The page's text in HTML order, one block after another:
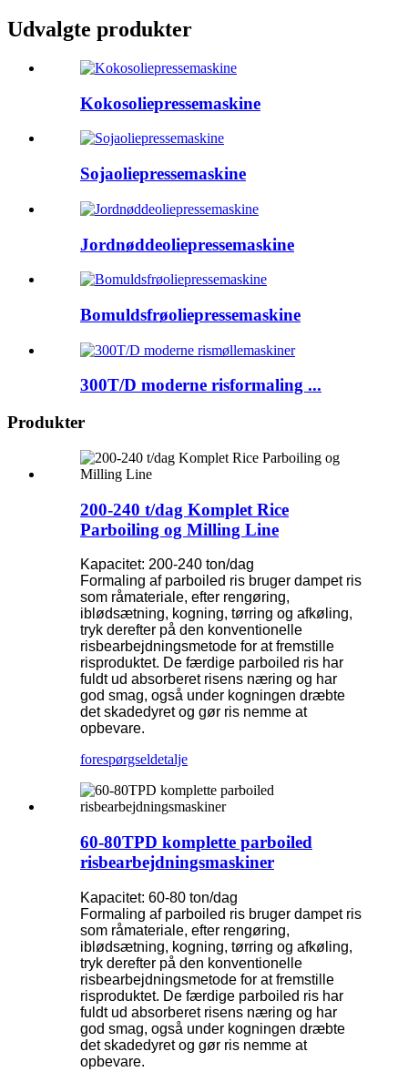
Udvalgte produkter
Kokosoliepressemaskine
Sojaoliepressemaskine
Jordnøddeoliepressemaskine
Bomuldsfrøoliepressemaskine
300T/D moderne risformaling ...
Produkter
200-240 t/dag Komplet Rice
Parboiling og Milling Line
Kapacitet: 200-240 ton/dag
Formaling af parboiled ris bruger dampet ris
som råmateriale, efter rengøring,
iblødsætning, kogning, tørring og afkøling,
tryk derefter på den konventionelle
risbearbejdningsmetode for at fremstille
risproduktet. De færdige parboiled ris har
fuldt ud absorberet risens næring og har
god smag, også under kogningen dræbte
det skadedyret og gør ris nemme at
opbevare.
forespørgseldetalje
60-80TPD komplette parboiled
risbearbejdningsmaskiner
Kapacitet: 60-80 ton/dag
Formaling af parboiled ris bruger dampet ris
som råmateriale, efter rengøring,
iblødsætning, kogning, tørring og afkøling,
tryk derefter på den konventionelle
risbearbejdningsmetode for at fremstille
risproduktet. De færdige parboiled ris har
fuldt ud absorberet risens næring og har
god smag, også under kogningen dræbte
det skadedyret og gør ris nemme at
opbevare.